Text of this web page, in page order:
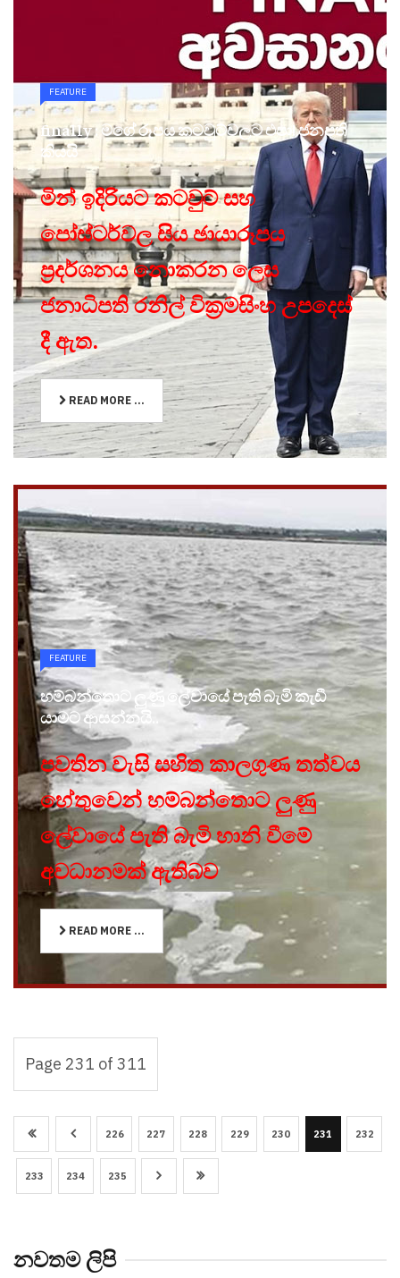
FEATURE
finally : මගේ රූපය කටවුට්වලට එපා! ජනපති
කියයි
මින් ඉදිරියට කටවුට් සහ
පෝස්ටර්වල සිය ඡායාරූපය
ප්‍රදර්ශනය නොකරන ලෙස
ජනාධිපති රනිල් වික්‍රමසිංහ උපදෙස්
දී ඇත.
READ MORE ...
FEATURE
හම්බන්තොට ලුණු ලේවායේ පැති බැමි කැඩී
යාමට ආසන්නයි..
පවතින වැසි සහිත කාලගුණ තත්වය
හේතුවෙන් හම්බන්තොට ලුණු
ලේවායේ පැති බැමි හානි වීමේ
අවධානමක් ඇතිබව
READ MORE ...
Page 231 of 311
226 227 228 229 230 231 232
233 234 235
නවතම ලිපි